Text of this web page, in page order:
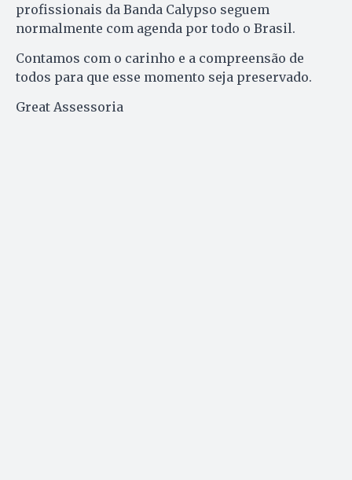
profissionais da Banda Calypso seguem
normalmente com agenda por todo o Brasil.
Contamos com o carinho e a compreensão de
todos para que esse momento seja preservado.
Great Assessoria